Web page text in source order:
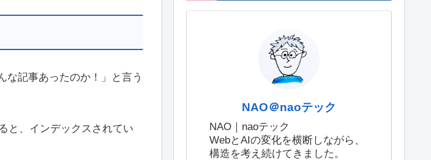
な記事あったのか！」と言う
と、インデックスされてい
NAO＠naoテック
NAO｜naoテック
WebとAIの変化を横断しながら、
構造を考え続けてきました。